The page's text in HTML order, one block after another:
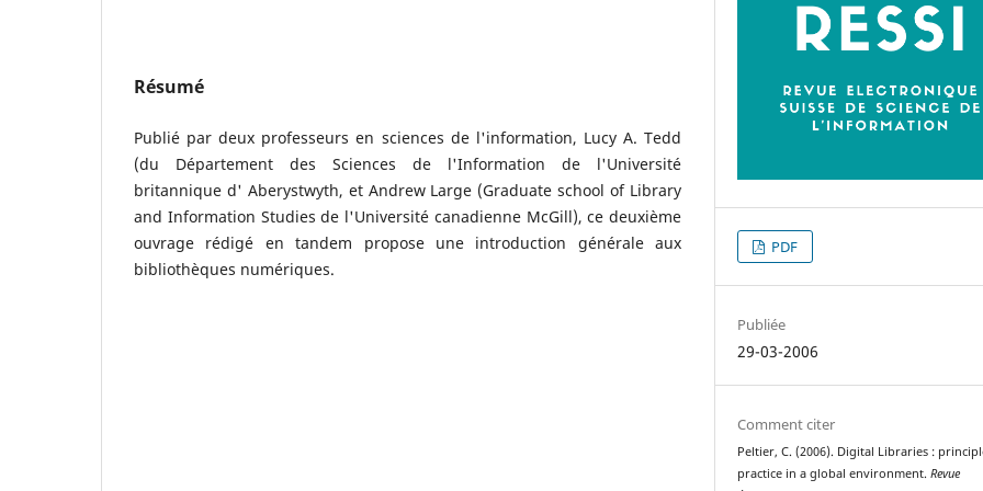
Résumé
Publié par deux professeurs en sciences de l'information, Lucy A. Tedd
(du Département des Sciences de l'Information de l'Université
britannique d' Aberystwyth, et Andrew Large (Graduate school of Library
and Information Studies de l'Université canadienne McGill), ce deuxième
ouvrage rédigé en tandem propose une introduction générale aux
bibliothèques numériques.
PDF
Publiée
29-03-2006
Comment citer
Peltier, C. (2006). Digital Libraries :
practice in a global environment.Revue